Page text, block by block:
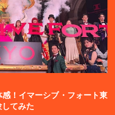
！イマーシブ・フォート東
てみた